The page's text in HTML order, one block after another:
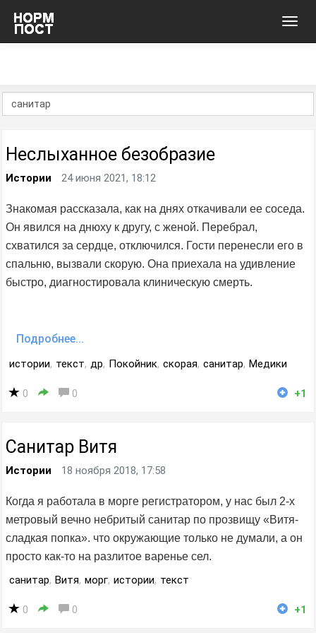
Неслыханное безобразие
Истории 24 июня 2021, 18:12
Знакомая рассказала, как на днях откачивали ее соседа.
Он явился на днюху к другу, с женой. Перебрал,
схватился за сердце, отключился. Гости перенесли его в
спальню, вызвали скорую. Она приехала на удивление
быстро, диагностировала клиническую смерть.
Подробнее...
истории, текст, др, Покойник, скорая, санитар, Медики
0 0 +1
Санитар Витя
Истории 18 ноября 2018, 17:58
Когда я работала в морге регистратором, у нас был 2-х
метровый вечно небритый санитар по прозвищу «Витя-
сладкая попка». что окружающие только не думали, а он
просто как-то на разлитое варенье сел.
санитар, Витя, морг, истории, текст
0 0 +1